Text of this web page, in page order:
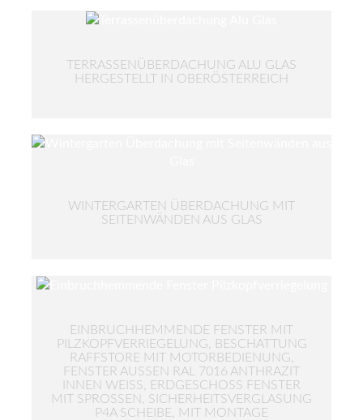
TERRASSENÜBERDACHUNG ALU GLAS
HERGESTELLT IN OBERÖSTERREICH
WINTERGARTEN ÜBERDACHUNG MIT
SEITENWÄNDEN AUS GLAS
EINBRUCHHEMMENDE FENSTER MIT
PILZKOPFVERRIEGELUNG, BESCHATTUNG
RAFFSTORE MIT MOTORBEDIENUNG,
FENSTER AUSSEN RAL 7016 ANTHRAZIT I
NNEN WEISS, ERDGESCHOSS FENSTER MIT
SPROSSEN, SICHERHEITSVERGLASUNG P4A
SCHEIBE, MIT MONTAGE